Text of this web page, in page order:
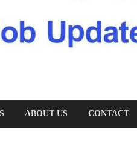
ABOUT US CONTACT